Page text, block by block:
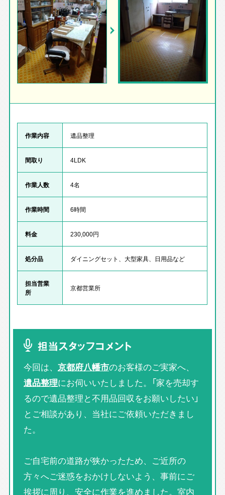
作業内容 遺品整理
間取り 4LDK
作業人数 4名
作業時間 6時間
料金 230,000円
処分品 ダイニングセット、大型家具、日用品など
担当営業
所
京都営業所
担当スタッフコメント
今回は、 京都府八幡市のお客様のご実家へ、
遺品整理にお伺いいたしました。「家を売却す
るので遺品整理と不用品回収をお願いしたい」
とご相談があり、当社にご依頼いただきまし
た。
ご自宅前の道路が狭かったため、ご近所の
方々へご迷惑をおかけしないよう、事前にご
挨拶に周り、安全に作業を進めました。室内